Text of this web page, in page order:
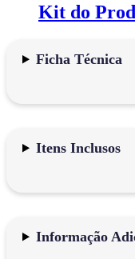
Kit do
Ficha Técnica
Itens Inclusos
Informação